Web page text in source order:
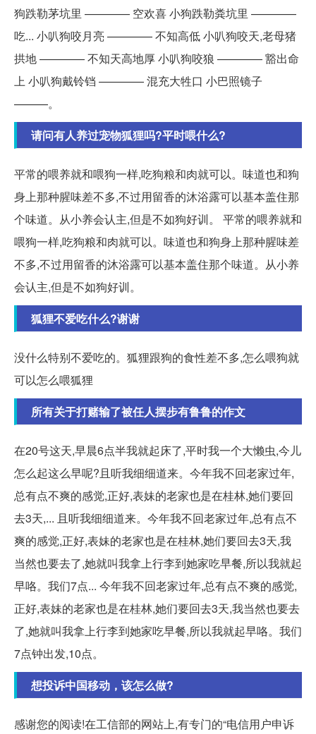
狗跌勒茅坑里 ———— 空欢喜 小狗跌勒粪坑里 ————
吃... 小叭狗咬月亮 ———— 不知高低 小叭狗咬天,老母猪
拱地 ———— 不知天高地厚 小叭狗咬狼 ———— 豁出命
上 小叭狗戴铃铛 ———— 混充大牲口 小巴照镜子
———。
请问有人养过宠物狐狸吗?平时喂什么?
平常的喂养就和喂狗一样,吃狗粮和肉就可以。味道也和狗
身上那种腥味差不多,不过用留香的沐浴露可以基本盖住那
个味道。从小养会认主,但是不如狗好训。 平常的喂养就和
喂狗一样,吃狗粮和肉就可以。味道也和狗身上那种腥味差
不多,不过用留香的沐浴露可以基本盖住那个味道。从小养
会认主,但是不如狗好训。
狐狸不爱吃什么?谢谢
没什么特别不爱吃的。狐狸跟狗的食性差不多,怎么喂狗就
可以怎么喂狐狸
所有关于打赌输了被任人摆步有鲁鲁的作文
在20号这天,早晨6点半我就起床了,平时我一个大懒虫,今儿
怎么起这么早呢?且听我细细道来。今年我不回老家过年,
总有点不爽的感觉,正好,表妹的老家也是在桂林,她们要回
去3天,... 且听我细细道来。今年我不回老家过年,总有点不
爽的感觉,正好,表妹的老家也是在桂林,她们要回去3天,我
当然也要去了,她就叫我拿上行李到她家吃早餐,所以我就起
早咯。我们7点... 今年我不回老家过年,总有点不爽的感觉,
正好,表妹的老家也是在桂林,她们要回去3天,我当然也要去
了,她就叫我拿上行李到她家吃早餐,所以我就起早咯。我们
7点钟出发,10点。
想投诉中国移动，该怎么做?
感谢您的阅读!在工信部的网站上,有专门的“电信用户申诉